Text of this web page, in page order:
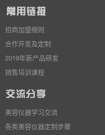
招商加盟细则
合作开发及定制
2019年新产品研发
销售培训课程
美容仪器学习交流
各类美容仪器定制步骤